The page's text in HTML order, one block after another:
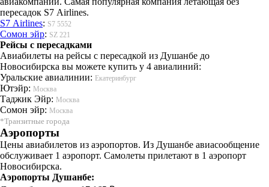
пересадок S7 Airlines.
S7 Airlines: S7 5552
Сомон эйр: SZ 221
Рейсы с пересадками
Авиабилеты на рейсы с пересадкой из Душанбе до
Новосибирска вы можете купить у 4 авиалиний:
Уральские авиалинии: Екатеринбург
Ютэйр: Москва
Таджик Эйр: Москва
Сомон эйр: Москва
*Транзитные города
Аэропорты
Цены авиабилетов из аэропортов. Из Душанбе авиасообщение
обслуживает 1 аэропорт. Самолеты прилетают в 1 аэропорт
Новосибирска.
Аэропорты Душанбе: